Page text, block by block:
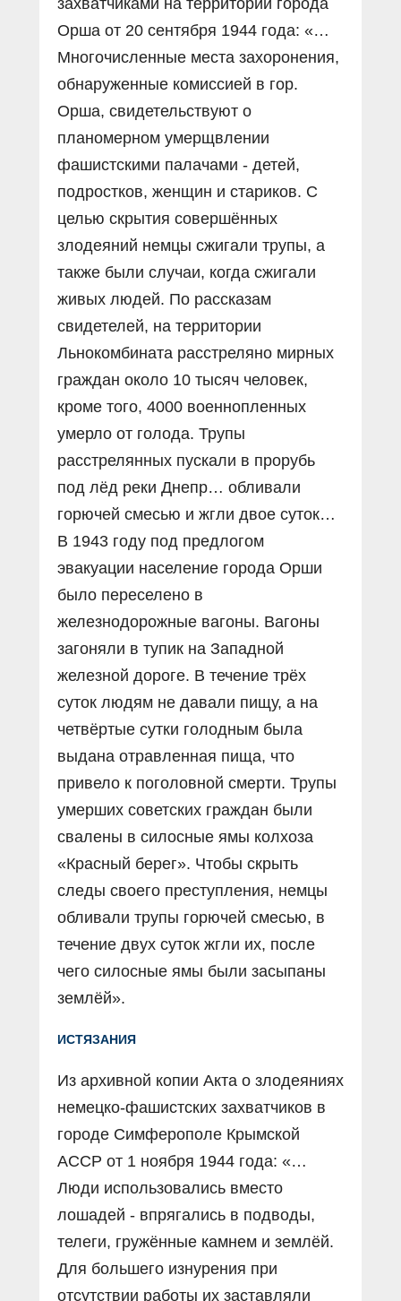
Орша от 20 сентября 1944 года: «…
Многочисленные места захоронения,
обнаруженные комиссией в гор.
Орша, свидетельствуют о
планомерном умерщвлении
фашистскими палачами - детей,
подростков, женщин и стариков. С
целью скрытия совершённых
злодеяний немцы сжигали трупы, а
также были случаи, когда сжигали
живых людей. По рассказам
свидетелей, на территории
Льнокомбината расстреляно мирных
граждан около 10 тысяч человек,
кроме того, 4000 военнопленных
умерло от голода. Трупы
расстрелянных пускали в прорубь
под лёд реки Днепр… обливали
горючей смесью и жгли двое суток…
В 1943 году под предлогом
эвакуации население города Орши
было переселено в
железнодорожные вагоны. Вагоны
загоняли в тупик на Западной
железной дороге. В течение трёх
суток людям не давали пищу, а на
четвёртые сутки голодным была
выдана отравленная пища, что
привело к поголовной смерти. Трупы
умерших советских граждан были
свалены в силосные ямы колхоза
«Красный берег». Чтобы скрыть
следы своего преступления, немцы
обливали трупы горючей смесью, в
течение двух суток жгли их, после
чего силосные ямы были засыпаны
землёй».
ИСТЯЗАНИЯ
Из архивной копии Акта о злодеяниях
немецко-фашистских захватчиков в
городе Симферополе Крымской
АССР от 1 ноября 1944 года: «…
Люди использовались вместо
лошадей - впрягались в подводы,
телеги, гружённые камнем и землёй.
Для большего изнурения при
отсутствии работы их заставляли